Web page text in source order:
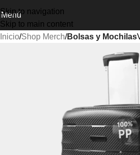
Skip to navigation
Skip to main content
Menú
Inicio Shop Merch Bolsas y Mochilas